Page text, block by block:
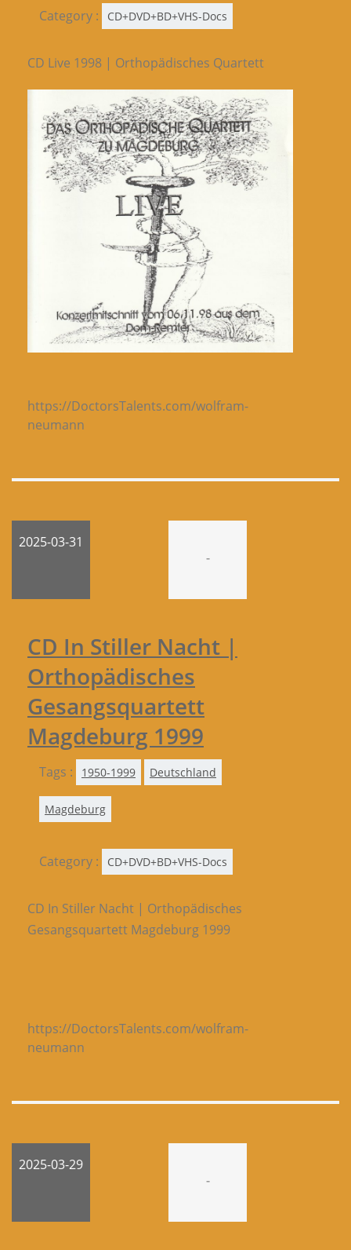
Category : CD+DVD+BD+VHS-Docs
CD Live 1998 | Orthopädisches Quartett
https://DoctorsTalents.com/wolfram-
neumann
2025-03-31
-
CD In Stiller Nacht |
Orthopädisches
Gesangsquartett
Magdeburg 1999
Tags : 1950-1999 Deutschland
Magdeburg
Category : CD+DVD+BD+VHS-Docs
CD In Stiller Nacht | Orthopädisches
Gesangsquartett Magdeburg 1999
https://DoctorsTalents.com/wolfram-
neumann
2025-03-29
-